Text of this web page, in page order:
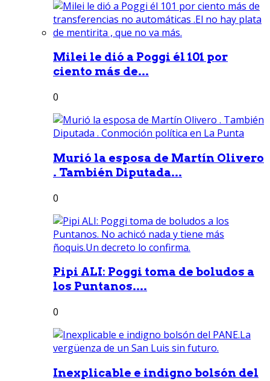
Milei le dió a Poggi él 101 por
ciento más de...
0
Murió la esposa de Martín Olivero
. También Diputada...
0
Pipi ALI: Poggi toma de boludos a
los Puntanos....
0
Inexplicable e indigno bolsón del